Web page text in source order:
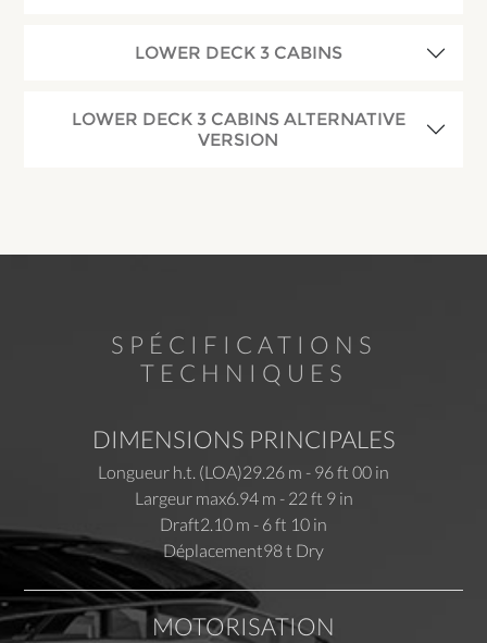
LOWER DECK 3 CABINS
LOWER DECK 3 CABINS ALTERNATIVE
VERSION
SPÉCIFICATIONS
TECHNIQUES
DIMENSIONS PRINCIPALES
Longueur h.t. (LOA)29.26 m - 96 ft 00 in
Largeur max6.94 m - 22 ft 9 in
Draft2.10 m - 6 ft 10 in
Déplacement98 t Dry
MOTORISATION